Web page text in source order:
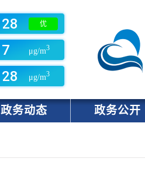
28 优
7 μg/m3
28 μg/m3
政务动态 政务公开